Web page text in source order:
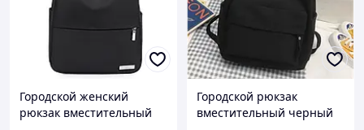
Городской женский
рюкзак вместительный
Городской рюкзак
вместительный черный